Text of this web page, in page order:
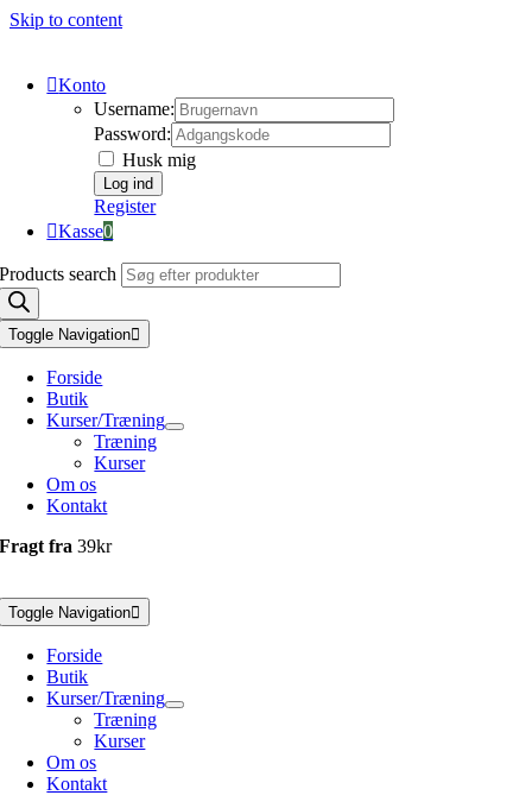
Skip to content
Konto
Username:
Password:
Husk mig
Register
Kasse0
Products search
Toggle Navigation
Forside
Butik
Kurser/Træning
Træning
Kurser
Om os
Kontakt
Fragt fra39kr
Toggle Navigation
Forside
Butik
Kurser/Træning
Træning
Kurser
Om os
Kontakt